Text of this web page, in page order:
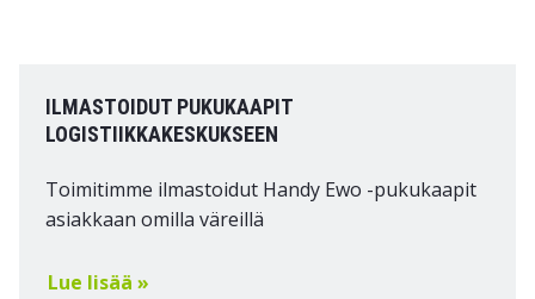
ILMASTOIDUT PUKUKAAPIT
LOGISTIIKKAKESKUKSEEN
Toimitimme ilmastoidut Handy Ewo -pukukaapit
asiakkaan omilla väreillä
Lue lisää »